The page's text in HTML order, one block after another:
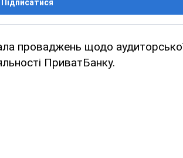
Підписатися
проваджень щодо аудиторської
ПриватБанку.